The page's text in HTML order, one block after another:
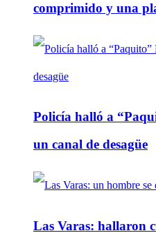
comprimido y una
Policía halló a
un canal de desagüe
Las Varas: hallaron